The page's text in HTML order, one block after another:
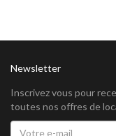
Newsletter
Inscrivez vous pour
toutes nos offres de